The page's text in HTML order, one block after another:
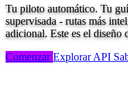
Tu piloto automático. Tu
supervisada - rutas más
adicional. Este es el diseño
ComenzarExplorar API